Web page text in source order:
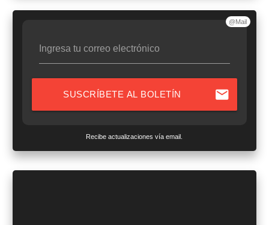
@Mail
Ingresa tu correo electrónico
SUSCRÍBETE AL BOLETÍN mail
Recibe actualizaciones vía email.